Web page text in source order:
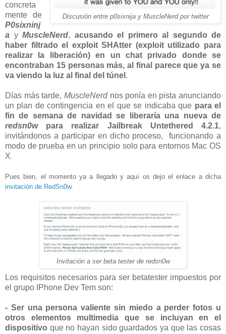
Discusión entre p0sixnija y MuscleNerd por twitter
concreta
mente de
P0sixninj
a y MuscleNerd, acusando el primero al segundo de
haber filtrado el exploit SHAtter (exploit utilizado para
realizar la liberación) en un chat privado donde se
encontraban 15 personas más, al final parece que ya se
va viendo la luz al final del túnel .
Días más tarde, MuscleNerdnos ponía en pista anunciando
un plan de contingencia en el que se indicaba que para el
fin de semana de navidad se liberaría una nueva de
redsn0wpara realizar Jailbreak Untethered 4.2.1,
invitándonos a participar en dicho proceso, funcionando a
modo de prueba en un principio solo para entornos Mac OS
X.
Pues bien, el momento ya a llegado y aquí os dejo el enlace a dicha
invitación de RedSn0w.
Invitación a ser beta tester de redsn0w
Los requisitos necesarios para ser betatester impuestos por
el grupo IPhone Dev Tem son:
- Ser una persona valiente sin miedo a perder fotos u
otros elementos multimedia que se incluyan en el
dispositivo que no hayan sido guardados ya que las cosas